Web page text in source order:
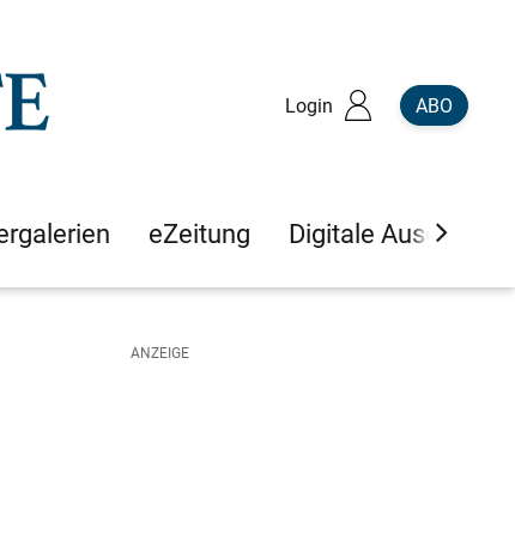
Login ABO
eZeitung Digitale Ausgaben